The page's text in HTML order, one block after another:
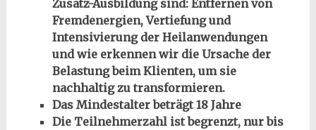
Zusatz-Ausbildung sind: Entfernen von
Fremdenergien, Vertiefung und
Intensivierung der Heilanwendungen
und wie erkennen wir die Ursache der
Belastung beim Klienten, um sie
nachhaltig zu transformieren.
Das Mindestalter beträgt 18 Jahre
Die Teilnehmerzahl ist begrenzt, nur bis